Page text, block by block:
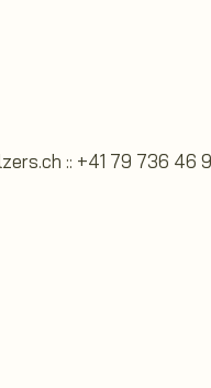
:: +41 79 736 46